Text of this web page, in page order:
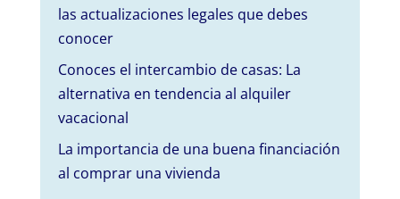
las actualizaciones legales que debes
conocer
Conoces el intercambio de casas: La
alternativa en tendencia al alquiler
vacacional
La importancia de una buena financiación
al comprar una vivienda